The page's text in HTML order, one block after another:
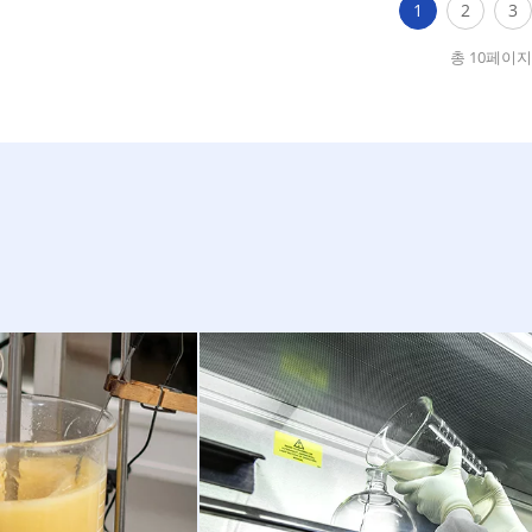
1 2 3
총 10페이지